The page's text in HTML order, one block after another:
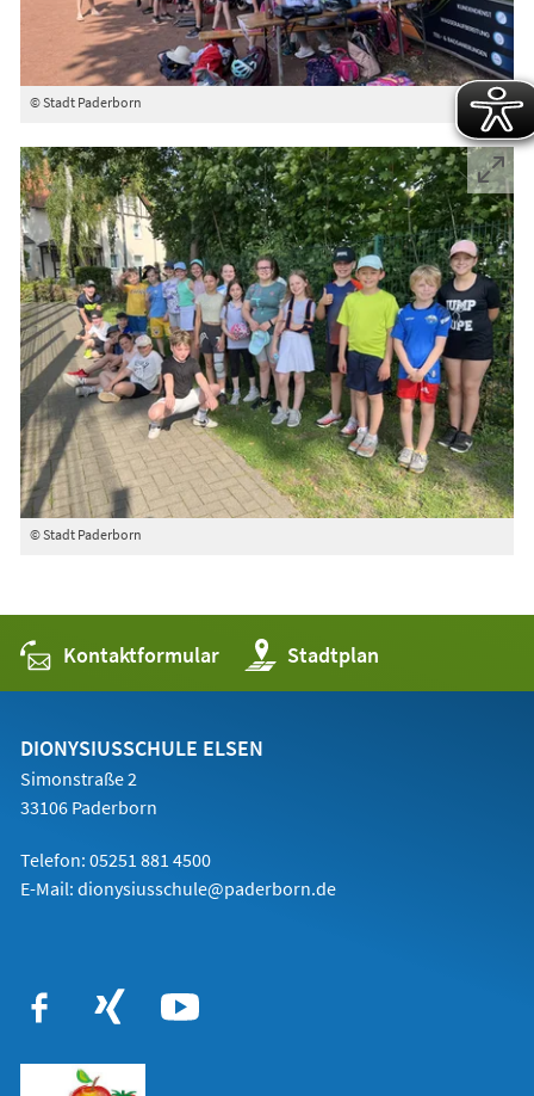
© Stadt Paderborn
© Stadt Paderborn
Kontaktformular Stadtplan
(Öffnet
in
einem
Tab)
DIONYSIUSSCHULE ELSEN
Simonstraße 2
33106 Paderborn
Telefon: 05251 881 4500
E-Mail: dionysiusschule@paderborn.de